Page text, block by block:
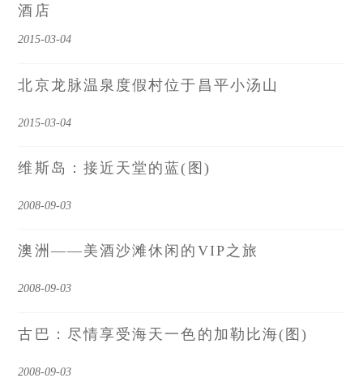
酒店
2015-03-04
北京龙脉温泉度假村位于昌平小汤山
2015-03-04
维斯岛：接近天堂的蓝(图)
2008-09-03
澳洲――美酒沙滩休闲的VIP之旅
2008-09-03
古巴：尽情享受海天一色的加勒比海(图)
2008-09-03